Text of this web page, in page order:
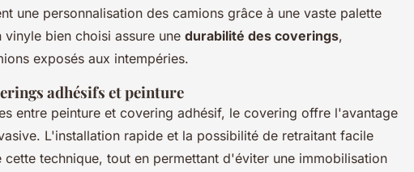
une personnalisation des camions grâce à une vaste palette
bien choisi assure une durabilité des coverings,
exposés aux intempéries.
adhésifs et peinture
entre peinture et covering adhésif, le covering offre l'avantage
L'installation rapide et la possibilité de retraitant facile
cette technique, tout en permettant d'éviter une immobilisation